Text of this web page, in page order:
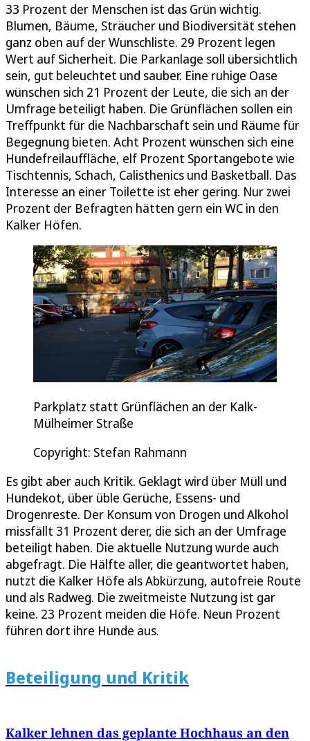
33 Prozent der Menschen ist das Grün wichtig.
Blumen, Bäume, Sträucher und Biodiversität stehen
ganz oben auf der Wunschliste. 29 Prozent legen
Wert auf Sicherheit. Die Parkanlage soll übersichtlich
sein, gut beleuchtet und sauber. Eine ruhige Oase
wünschen sich 21 Prozent der Leute, die sich an der
Umfrage beteiligt haben. Die Grünflächen sollen ein
Treffpunkt für die Nachbarschaft sein und Räume für
Begegnung bieten. Acht Prozent wünschen sich eine
Hundefreilauffläche, elf Prozent Sportangebote wie
Tischtennis, Schach, Calisthenics und Basketball. Das
Interesse an einer Toilette ist eher gering. Nur zwei
Prozent der Befragten hätten gern ein WC in den
Kalker Höfen.
Parkplatz statt Grünflächen an der Kalk-
Mülheimer Straße
Copyright: Stefan Rahmann
Es gibt aber auch Kritik. Geklagt wird über Müll und
Hundekot, über üble Gerüche, Essens- und
Drogenreste. Der Konsum von Drogen und Alkohol
missfällt 31 Prozent derer, die sich an der Umfrage
beteiligt haben. Die aktuelle Nutzung wurde auch
abgefragt. Die Hälfte aller, die geantwortet haben,
nutzt die Kalker Höfe als Abkürzung, autofreie Route
und als Radweg. Die zweitmeiste Nutzung ist gar
keine. 23 Prozent meiden die Höfe. Neun Prozent
führen dort ihre Hunde aus.
Beteiligung und Kritik
Kalker lehnen das geplante Hochhaus an den